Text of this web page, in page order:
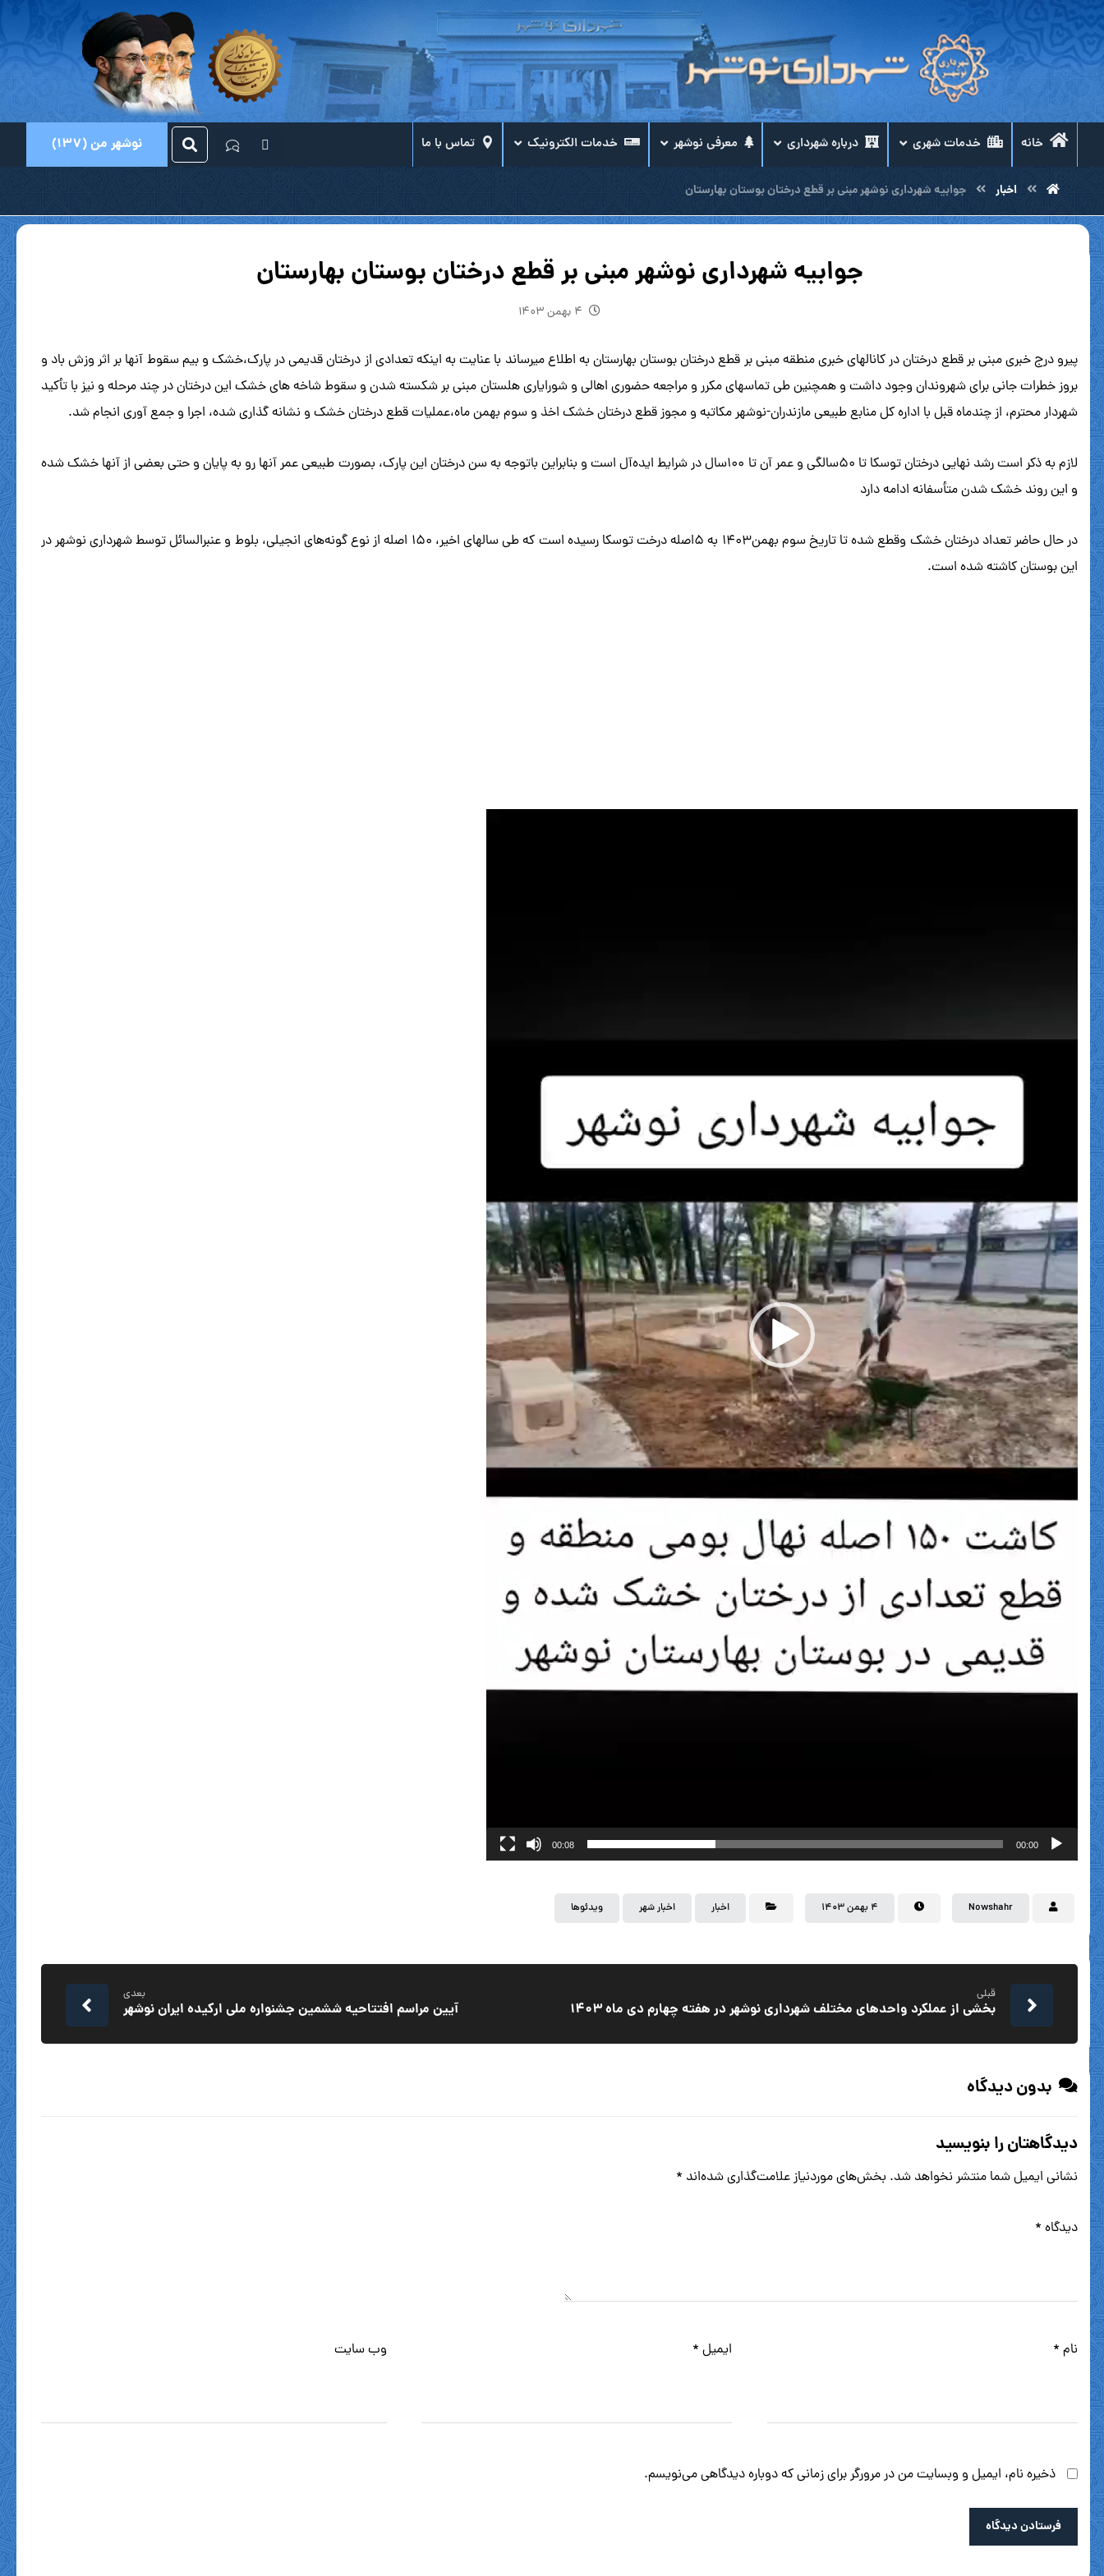
خانه خدمات شهری درباره شهرداری معرفی نوشهر خدمات الکترونیک تماس با ما نوشهر من (137)
اخبار جوابیه شهرداری نوشهر مبنی بر قطع درختان بوستان بهارستان
جوابیه شهرداری نوشهر مبنی بر قطع درختان بوستان بهارستان
۴ بهمن ۱۴۰۳
پیرو درج خبری مبنی بر قطع درختان در کانالهای خبری منطقه مبنی بر قطع درختان بوستان بهارستان به اطلاع میرساند با عنایت به اینکه تعدادی از درختان قدیمی در پارک،خشک و بیم سقوط آنها بر اثر وزش باد و
بروز خطرات جانی برای شهروندان وجود داشت و همچنین طی تماسهای مکرر و مراجعه حضوری اهالی و شورایاری هلستان مبنی بر شکسته شدن و سقوط شاخه های خشک این درختان در چند مرحله و نیز با تأکید
شهردار محترم، از چندماه قبل با اداره کل منابع طبیعی مازندران-نوشهر مکاتبه و مجوز قطع درختان خشک اخذ و سوم بهمن ماه،عملیات قطع درختان خشک و نشانه گذاری شده، اجرا و جمع آوری انجام شد.
لازم به ذکر است رشد نهایی درختان توسکا تا ۵۰سالگی و عمر آن تا ۱۰۰سال در شرایط ایده‌آل است و بنابراین باتوجه به سن درختان این پارک، بصورت طبیعی عمر آنها رو به پایان و حتی بعضی از آنها خشک شده
و این روند خشک شدن متأسفانه ادامه دارد
در حال حاضر تعداد درختان خشک وقطع شده تا تاریخ سوم بهمن۱۴۰۳ به ۵اصله درخت توسکا رسیده است که طی سالهای اخیر، ۱۵۰ اصله از نوع گونه‌های انجیلی، بلوط و عنبرالسائل توسط شهرداری نوشهر در
این بوستان کاشته شده است.
00:00
00:08
Nowshahr ۴ بهمن ۱۴۰۳ اخبار اخبار شهر ویدئوها
قبلی
بخشی از عملکرد واحدهای مختلف شهرداری نوشهر در هفته چهارم دی ماه ۱۴۰۳
بعدی
آیین مراسم افتتاحیه ششمین جشنواره ملی ارکیده ایران نوشهر
بدون دیدگاه
دیدگاهتان را بنویسید
نشانی ایمیل شما منتشر نخواهد شد. بخش‌های موردنیاز علامت‌گذاری شده‌اند *
دیدگاه *
نام * ایمیل * وب‌ سایت
ذخیره نام، ایمیل و وبسایت من در مرورگر برای زمانی که دوباره دیدگاهی می‌نویسم.
فرستادن دیدگاه